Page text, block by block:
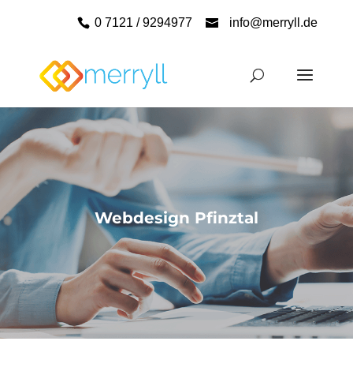
0 7121 / 9294977 info@merryll.de
Webdesign Pfinztal